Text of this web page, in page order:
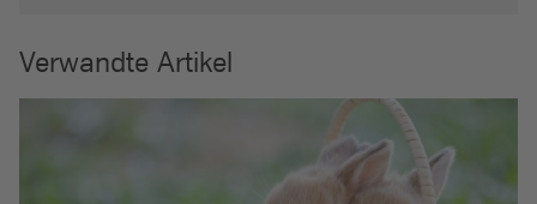
Verwandte Artikel